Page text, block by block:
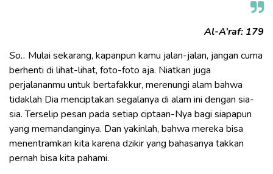
Al-A’raf: 179
So.. Mulai sekarang, kapanpun kamu jalan-jalan, jangan cuma
berhenti di lihat-lihat, foto-foto aja. Niatkan juga
perjalananmu untuk bertafakkur, merenungi alam bahwa
tidaklah Dia menciptakan segalanya di alam ini dengan sia-
sia. Terselip pesan pada setiap ciptaan-Nya bagi siapapun
yang memandanginya. Dan yakinlah, bahwa mereka bisa
menentramkan kita karena dzikir yang bahasanya takkan
pernah bisa kita pahami.